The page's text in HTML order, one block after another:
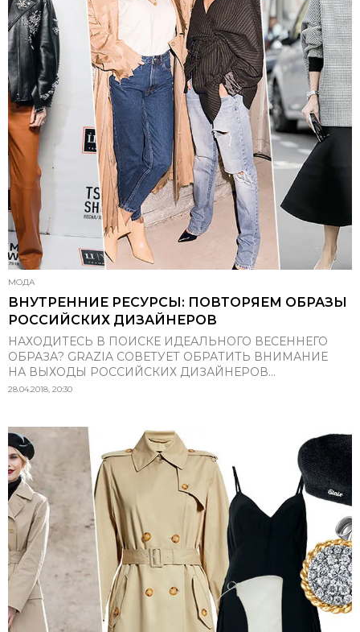
МОДА
ВНУТРЕННИЕ РЕСУРСЫ: ПОВТОРЯЕМ ОБРАЗЫ
РОССИЙСКИХ ДИЗАЙНЕРОВ
НАХОДИТЕСЬ В ПОИСКЕ ИДЕАЛЬНОГО ВЕСЕННЕГО
ОБРАЗА? GRAZIA СОВЕТУЕТ ОБРАТИТЬ ВНИМАНИЕ
НА ВЫХОДЫ РОССИЙСКИХ ДИЗАЙНЕРОВ...
28.04.2018, 20:30